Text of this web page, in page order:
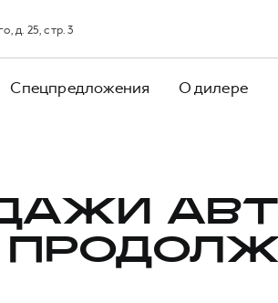
д. 25, стр. 3
Спецпредложения О дилере